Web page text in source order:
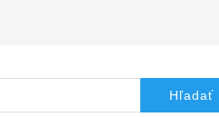
Hľadať